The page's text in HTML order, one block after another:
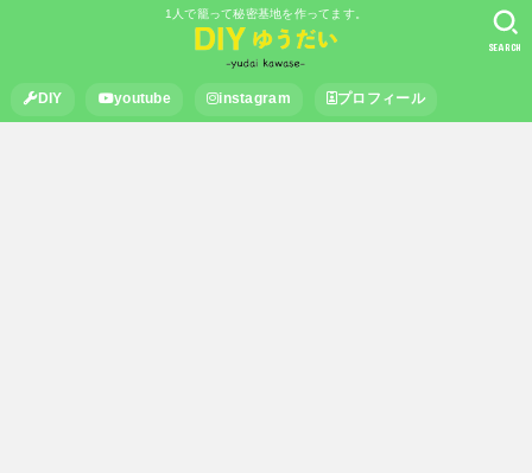
1人で籠って秘密基地を作ってます。
DIY youtube instagram プロフィール
SEARCH